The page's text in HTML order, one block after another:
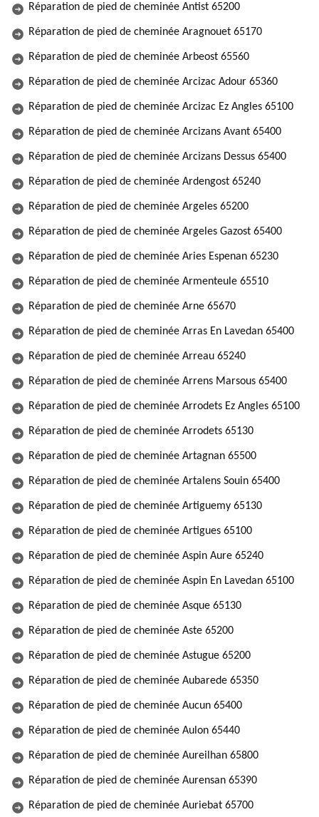
Réparation de pied de cheminée Antist 65200
Réparation de pied de cheminée Aragnouet 65170
Réparation de pied de cheminée Arbeost 65560
Réparation de pied de cheminée Arcizac Adour 65360
Réparation de pied de cheminée Arcizac Ez Angles 65100
Réparation de pied de cheminée Arcizans Avant 65400
Réparation de pied de cheminée Arcizans Dessus 65400
Réparation de pied de cheminée Ardengost 65240
Réparation de pied de cheminée Argeles 65200
Réparation de pied de cheminée Argeles Gazost 65400
Réparation de pied de cheminée Aries Espenan 65230
Réparation de pied de cheminée Armenteule 65510
Réparation de pied de cheminée Arne 65670
Réparation de pied de cheminée Arras En Lavedan 65400
Réparation de pied de cheminée Arreau 65240
Réparation de pied de cheminée Arrens Marsous 65400
Réparation de pied de cheminée Arrodets Ez Angles 65100
Réparation de pied de cheminée Arrodets 65130
Réparation de pied de cheminée Artagnan 65500
Réparation de pied de cheminée Artalens Souin 65400
Réparation de pied de cheminée Artiguemy 65130
Réparation de pied de cheminée Artigues 65100
Réparation de pied de cheminée Aspin Aure 65240
Réparation de pied de cheminée Aspin En Lavedan 65100
Réparation de pied de cheminée Asque 65130
Réparation de pied de cheminée Aste 65200
Réparation de pied de cheminée Astugue 65200
Réparation de pied de cheminée Aubarede 65350
Réparation de pied de cheminée Aucun 65400
Réparation de pied de cheminée Aulon 65440
Réparation de pied de cheminée Aureilhan 65800
Réparation de pied de cheminée Aurensan 65390
Réparation de pied de cheminée Auriebat 65700